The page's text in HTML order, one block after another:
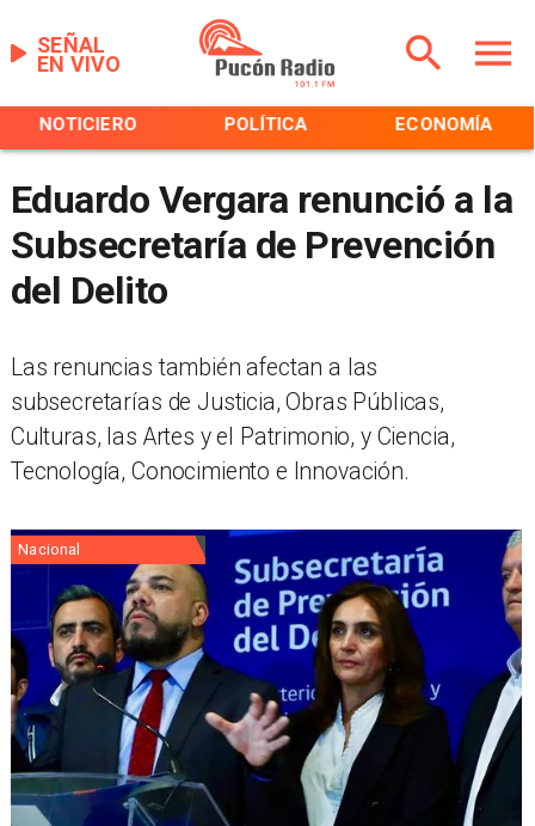
EN VIVO
SEÑAL
NOTICIERO POLÍTICA ECONOMÍA
Eduardo Vergara renunció a la
Subsecretaría de Prevención
del Delito
​Las renuncias también afectan a las
subsecretarías de Justicia, Obras Públicas,
Culturas, las Artes y el Patrimonio, y Ciencia,
Tecnología, Conocimiento e Innovación.
Nacional